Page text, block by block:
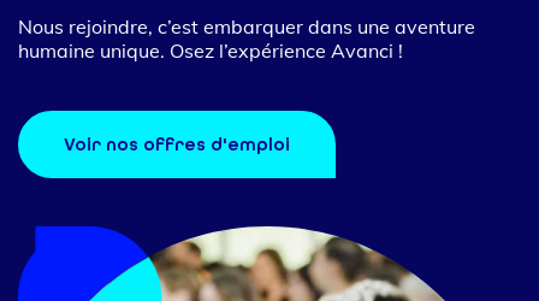
Nous rejoindre, c’est embarquer dans une aventure
humaine unique. Osez l’expérience Avanci !
Voir nos offres d'emploi